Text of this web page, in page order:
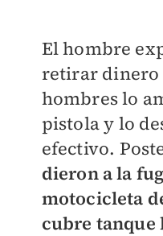
El hombre
retirar dinero
hombres lo
pistola y lo
efectivo.
dieron a la
motocicleta
cubre tanque